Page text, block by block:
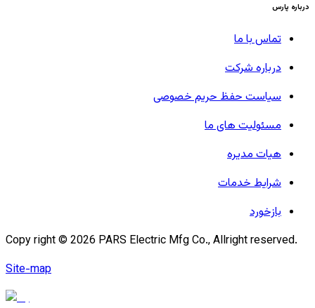
درباره پارس
تماس با ما
درباره شرکت
سیاست حفظ حریم خصوصی
مسئولیت های ما
هیات مدیره
شرایط خدمات
بازخورد
Copy right © 2026 PARS Electric Mfg Co., Allright reserved.
Site-map